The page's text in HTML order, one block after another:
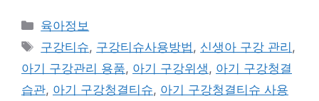
Categories
육아정보
Tags
구강티슈, 구강티슈사용방법, 신생아 구강 관리 ,
아기 구강관리 용품, 아기 구강위생, 아기 구강청결
습관, 아기 구강청결티슈, 아기 구강청결티슈 사용